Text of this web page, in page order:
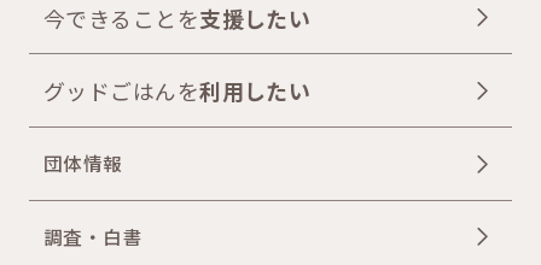
今できることを支援したい
グッドごはんを利用したい
団体情報
調査・白書